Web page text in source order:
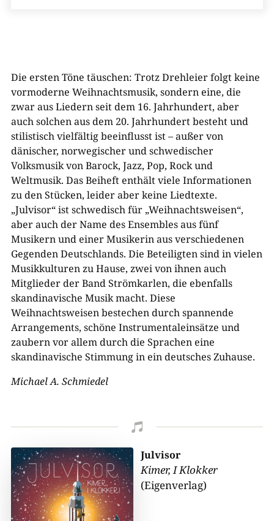
Die ersten Töne täuschen: Trotz Drehleier folgt keine
vormoderne Weihnachtsmusik, sondern eine, die
zwar aus Liedern seit dem 16. Jahrhundert, aber
auch solchen aus dem 20. Jahrhundert besteht und
stilistisch vielfältig beeinflusst ist – außer von
dänischer, norwegischer und schwedischer
Volksmusik von Barock, Jazz, Pop, Rock und
Weltmusik. Das Beiheft enthält viele Informationen
zu den Stücken, leider aber keine Liedtexte.
„Julvisor“ ist schwedisch für „Weihnachtsweisen“,
aber auch der Name des Ensembles aus fünf
Musikern und einer Musikerin aus verschiedenen
Gegenden Deutschlands. Die Beteiligten sind in vielen
Musikkulturen zu Hause, zwei von ihnen auch
Mitglieder der Band Strömkarlen, die ebenfalls
skandinavische Musik macht. Diese
Weihnachtsweisen bestechen durch spannende
Arrangements, schöne Instrumentaleinsätze und
zaubern vor allem durch die Sprachen eine
skandinavische Stimmung in ein deutsches Zuhause.
Michael A. Schmiedel

Julvisor
Kimer, I Klokker
(Eigenverlag)